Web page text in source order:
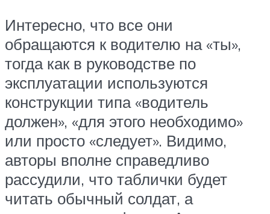
Интересно, что все они
обращаются к водителю на «ты»,
тогда как в руководстве по
эксплуатации используются
конструкции типа «водитель
должен», «для этого необходимо»
или просто «следует». Видимо,
авторы вполне справедливо
рассудили, что таблички будет
читать обычный солдат, а